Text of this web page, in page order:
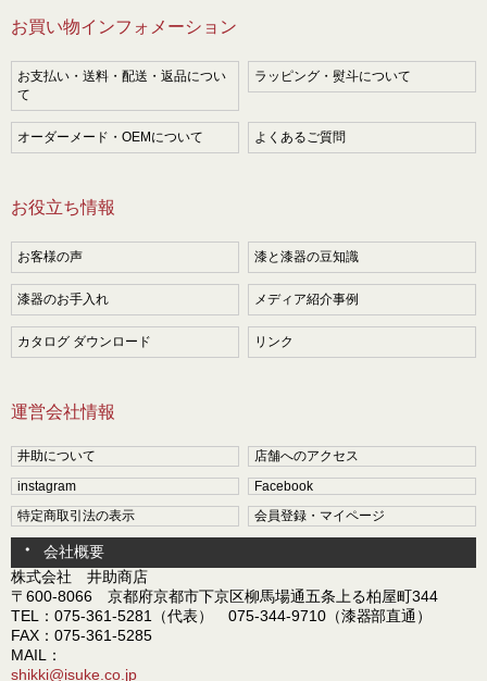
お買い物インフォメーション
お支払い・送料・配送・返品につい
て
ラッピング・熨斗について
オーダーメード・OEMについて よくあるご質問
お役立ち情報
お客様の声 漆と漆器の豆知識
漆器のお手入れ メディア紹介事例
カタログ ダウンロード リンク
運営会社情報
井助について
店舗へのアクセス
instagram
Facebook
特定商取引法の表示
会員登録・マイページ
会社概要
株式会社 井助商店
〒600-8066 京都府京都市下京区柳馬場通五条上る柏屋町344
TEL：075-361-5281（代表） 075-344-9710（漆器部直通）
FAX：075-361-5285
MAIL：
shikki@isuke.co.jp